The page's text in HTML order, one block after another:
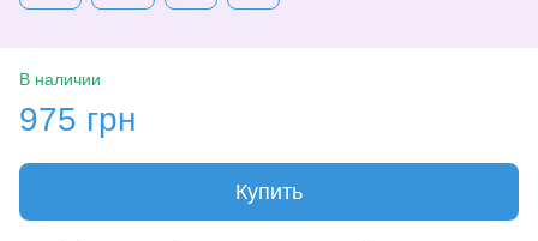
В наличии
975 грн
Купить